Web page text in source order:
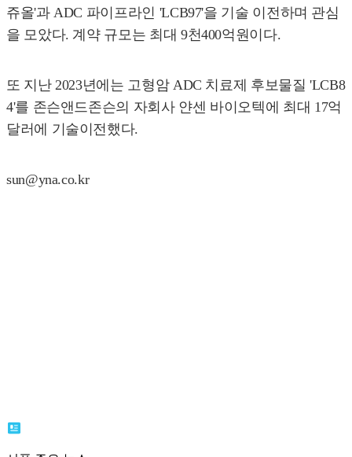
쥬올'과 ADC 파이프라인 'LCB97'을 기술 이전하며 관심
을 모았다. 계약 규모는 최대 9천400억원이다.
또 지난 2023년에는 고형암 ADC 치료제 후보물질 'LCB8
4'를 존슨앤드존슨의 자회사 얀센 바이오텍에 최대 17억
달러에 기술이전했다.
sun@yna.co.kr